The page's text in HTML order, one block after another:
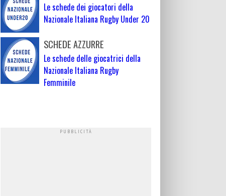
Le schede dei giocatori della
Nazionale Italiana Rugby Under 20
SCHEDE AZZURRE
Le schede delle giocatrici della
Nazionale Italiana Rugby
Femminile